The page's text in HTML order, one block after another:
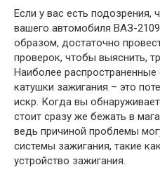
Если у вас есть подозрения,
вашего автомобиля ВАЗ-
образом, достаточно
проверок, чтобы выяснить,
Наиболее
катушки зажигания – это
искр. Когда вы
стоит сразу же бежать в
ведь причиной проблемы
системы зажигания, такие
устройство зажигания.